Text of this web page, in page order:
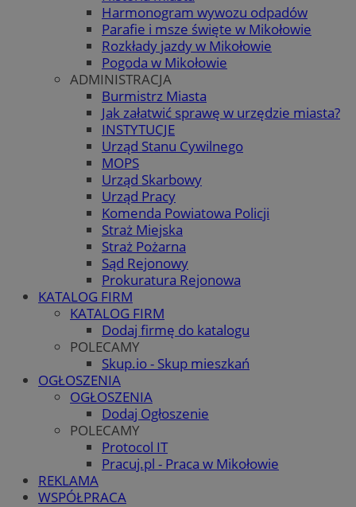
Harmonogram wywozu odpadów
Parafie i msze święte w Mikołowie
Rozkłady jazdy w Mikołowie
Pogoda w Mikołowie
ADMINISTRACJA
Burmistrz Miasta
Jak załatwić sprawę w urzędzie miasta?
INSTYTUCJE
Urząd Stanu Cywilnego
MOPS
Urząd Skarbowy
Urząd Pracy
Komenda Powiatowa Policji
Straż Miejska
Straż Pożarna
Sąd Rejonowy
Prokuratura Rejonowa
KATALOG FIRM
KATALOG FIRM
Dodaj firmę do katalogu
POLECAMY
Skup.io - Skup mieszkań
OGŁOSZENIA
OGŁOSZENIA
Dodaj Ogłoszenie
POLECAMY
Protocol IT
Pracuj.pl - Praca w Mikołowie
REKLAMA
WSPÓŁPRACA